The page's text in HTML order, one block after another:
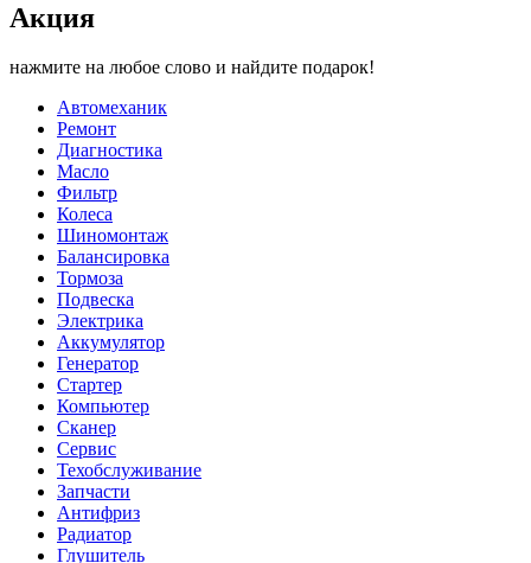
Акция
нажмите на любое слово и найдите подарок!
Автомеханик
Ремонт
Диагностика
Масло
Фильтр
Колеса
Шиномонтаж
Балансировка
Тормоза
Подвеска
Электрика
Аккумулятор
Генератор
Стартер
Компьютер
Сканер
Сервис
Техобслуживание
Запчасти
Антифриз
Радиатор
Глушитель